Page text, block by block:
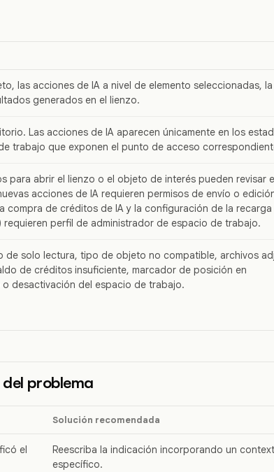
las acciones de IA a nivel de elemento seleccionadas, la
generados en el lienzo.
Las acciones de IA aparecen únicamente en los
trabajo que exponen el punto de acceso
para abrir el lienzo o el objeto de interés pueden revisar el
acciones de IA requieren permisos de envío o
compra de créditos de IA y la configuración de la recarga
perfil de administrador de espacio de trabajo.
de solo lectura, tipo de objeto no compatible, archivos
de créditos insuficiente, marcador de posición en
desactivación del espacio de trabajo.
problema
Solución recomendada
el
Reescriba la indicación incorporando un
específico.